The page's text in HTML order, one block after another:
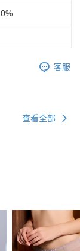
客服
查看全部